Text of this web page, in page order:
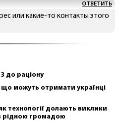
ОТВЕТИТЬ
или какие-то контакты этого
до раціону
що можуть отримати українці
технології долають виклики
рідною громадою